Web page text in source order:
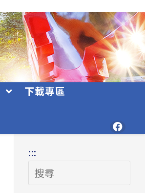
下載專區
:::
搜
尋